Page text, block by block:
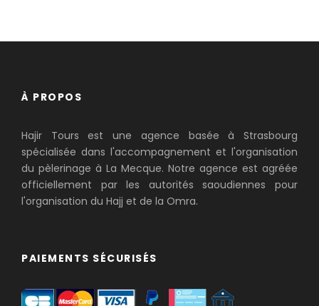
À PROPOS
Hajir Tours est une agence basée à Strasbourg
spécialisée dans l'accompagnement et l'organisation
du pèlerinage à La Mecque. Notre agence est agréée
officiellement par les autorités saoudiennes pour
l'organisation du Hajj et de la Omra.
PAIEMENTS SÉCURISÉS